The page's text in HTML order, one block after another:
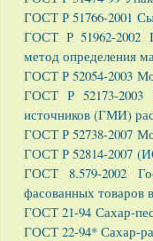
ГОСТ Р 51766-2001
ГОСТ Р 51962-2002
метод определения
ГОСТ Р 52054-2003
ГОСТ Р 52173-2003
источников (ГМИ)
ГОСТ Р 52738-2007
ГОСТ Р 52814-2007
ГОСТ 8.579-2002
фасованных товаров
ГОСТ 21-94 Сахар-
ГОСТ 22-94* Сахар-